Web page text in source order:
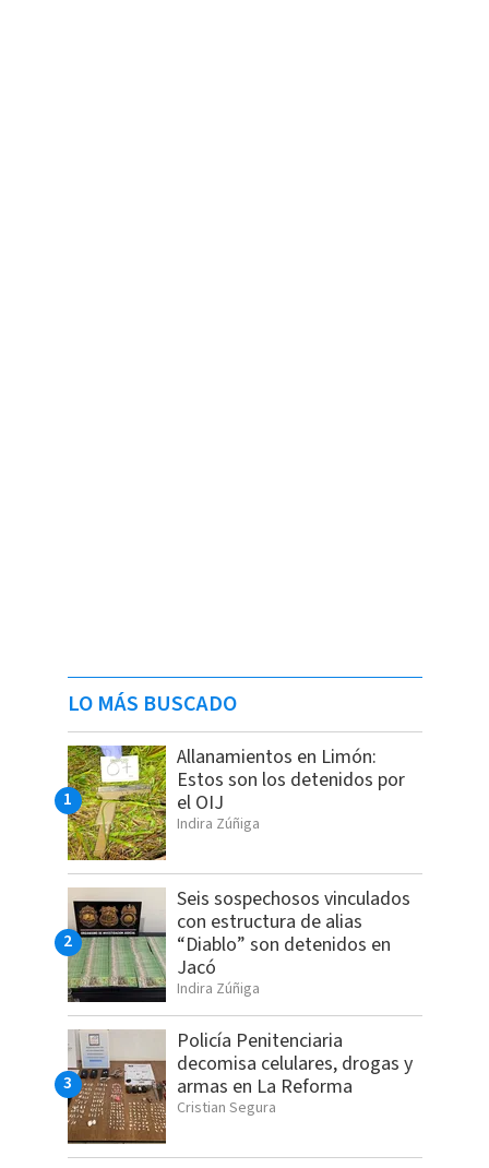
LO MÁS BUSCADO
Allanamientos en Limón:
Estos son los detenidos por
el OIJ
Indira Zúñiga
Seis sospechosos vinculados
con estructura de alias
“Diablo” son detenidos en
Jacó
Indira Zúñiga
Policía Penitenciaria
decomisa celulares, drogas y
armas en La Reforma
Cristian Segura